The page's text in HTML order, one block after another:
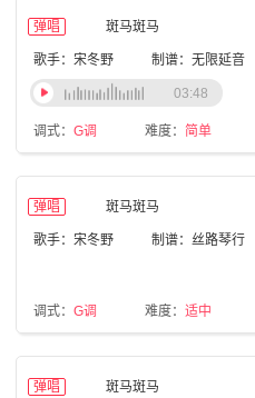
弹唱 斑马斑马
歌手：宋冬野 制谱：无限延音
调式： G调 难度： 简单
03:48
弹唱 斑马斑马
歌手：宋冬野 制谱：丝路琴行
调式： G调 难度： 适中
弹唱 斑马斑马